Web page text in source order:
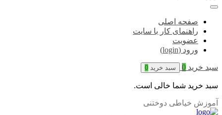
صفحه اصلی
راهنمای کار با سایت
عضویت
ورود (login)
سبد خرید 0 سبد خرید 0
سبد خرید شما خالی است.
آموزش خیاطی دوختنی